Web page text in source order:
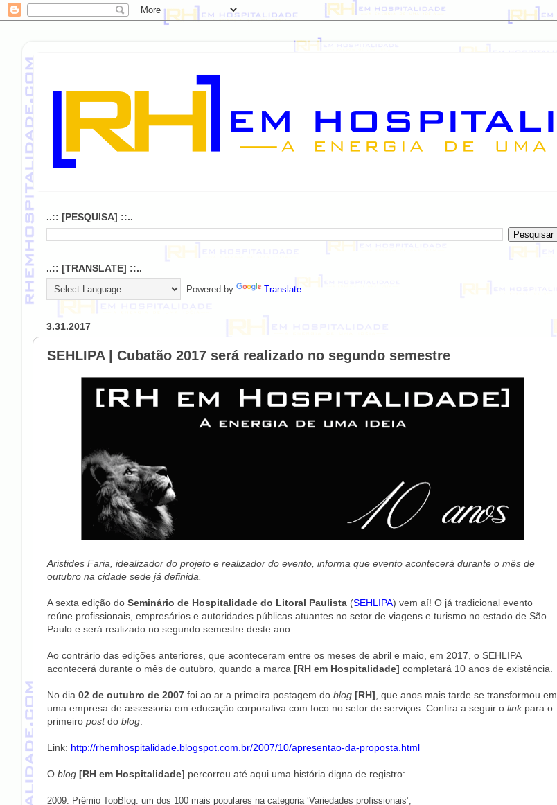
..:: [PESQUISA] ::..
..:: [TRANSLATE] ::..
Powered by Translate
3.31.2017
SEHLIPA | Cubatão 2017 será realizado no segundo semestre
Aristides Faria, idealizador do projeto e realizador do evento, informa que evento acontecerá durante o mês de
outubro na cidade sede já definida.
A sexta edição do Seminário de Hospitalidade do Litoral Paulista (SEHLIPA) vem aí! O já tradicional evento
reúne profissionais, empresários e autoridades públicas atuantes no setor de viagens e turismo no estado de São
Paulo e será realizado no segundo semestre deste ano.
Ao contrário das edições anteriores, que aconteceram entre os meses de abril e maio, em 2017, o SEHLIPA
acontecerá durante o mês de outubro, quando a marca [RH em Hospitalidade] completará 10 anos de existência.
No dia 02 de outubro de 2007 foi ao ar a primeira postagem do blog [RH] , que anos mais tarde se transformou em
uma empresa de assessoria em educação corporativa com foco no setor de serviços. Confira a seguir o linkpara o
primeiro postdo blog
Link: http://rhemhospitalidade.blogspot.com.br/2007/10/apresentao-da-proposta.html
O blog [RH em Hospitalidade] percorreu até aqui uma história digna de registro:
2009: Prêmio TopBlog: um dos 100 mais populares na categoria ‘Variedades profissionais’;